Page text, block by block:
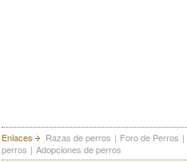
Enlaces Razas de perros | Foro de Perros |
perros | Adopciones de perros